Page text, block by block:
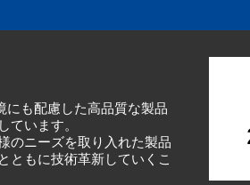
にも配慮した高品質な製品
ています。
のニーズを取り入れた製品
ともに技術革新していくこ